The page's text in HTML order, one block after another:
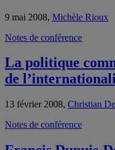
9 mai 2008, Michèle Rioux
Notes de conférence
La politique
de
13 février 2008, Christian
Notes de conférence